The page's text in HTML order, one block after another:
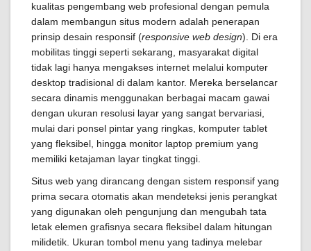
kualitas pengembang web profesional dengan pemula
dalam membangun situs modern adalah penerapan
prinsip desain responsif (responsive web design). Di era
mobilitas tinggi seperti sekarang, masyarakat digital
tidak lagi hanya mengakses internet melalui komputer
desktop tradisional di dalam kantor. Mereka berselancar
secara dinamis menggunakan berbagai macam gawai
dengan ukuran resolusi layar yang sangat bervariasi,
mulai dari ponsel pintar yang ringkas, komputer tablet
yang fleksibel, hingga monitor laptop premium yang
memiliki ketajaman layar tingkat tinggi.
Situs web yang dirancang dengan sistem responsif yang
prima secara otomatis akan mendeteksi jenis perangkat
yang digunakan oleh pengunjung dan mengubah tata
letak elemen grafisnya secara fleksibel dalam hitungan
milidetik. Ukuran tombol menu yang tadinya melebar